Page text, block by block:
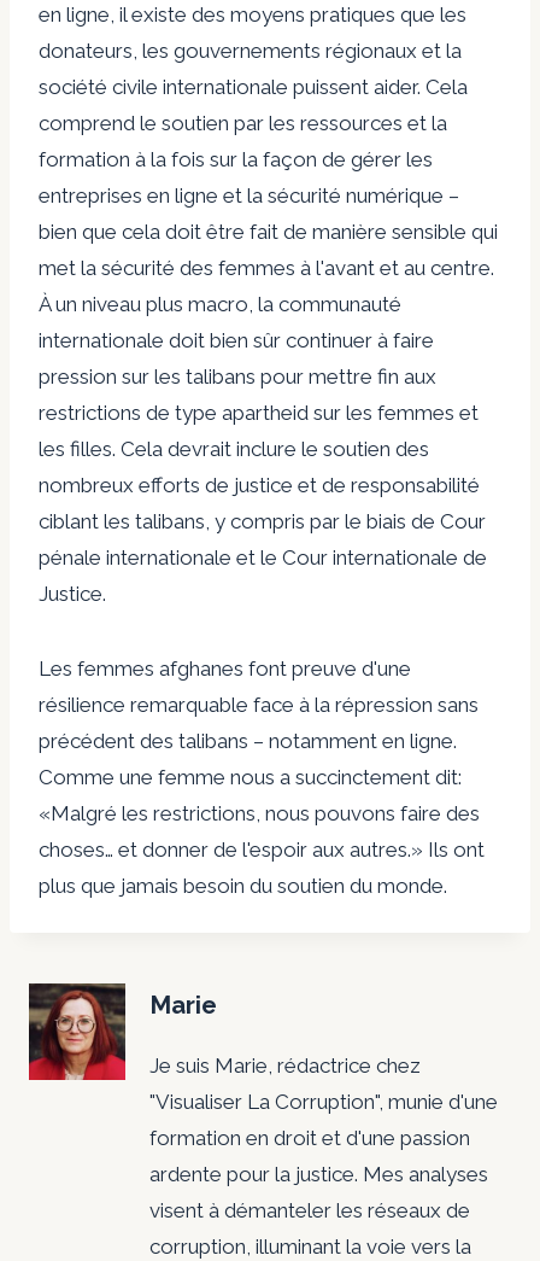
en ligne, il existe des moyens pratiques que les
donateurs, les gouvernements régionaux et la
société civile internationale puissent aider. Cela
comprend le soutien par les ressources et la
formation à la fois sur la façon de gérer les
entreprises en ligne et la sécurité numérique –
bien que cela doit être fait de manière sensible qui
met la sécurité des femmes à l'avant et au centre.
À un niveau plus macro, la communauté
internationale doit bien sûr continuer à faire
pression sur les talibans pour mettre fin aux
restrictions de type apartheid sur les femmes et
les filles. Cela devrait inclure le soutien des
nombreux efforts de justice et de responsabilité
ciblant les talibans, y compris par le biais de Cour
pénale internationale et le Cour internationale de
Justice.
Les femmes afghanes font preuve d'une
résilience remarquable face à la répression sans
précédent des talibans – notamment en ligne.
Comme une femme nous a succinctement dit:
«Malgré les restrictions, nous pouvons faire des
choses… et donner de l'espoir aux autres.» Ils ont
plus que jamais besoin du soutien du monde.
Marie
Je suis Marie, rédactrice chez
"Visualiser La Corruption", munie d'une
formation en droit et d'une passion
ardente pour la justice. Mes analyses
visent à démanteler les réseaux de
corruption, illuminant la voie vers la